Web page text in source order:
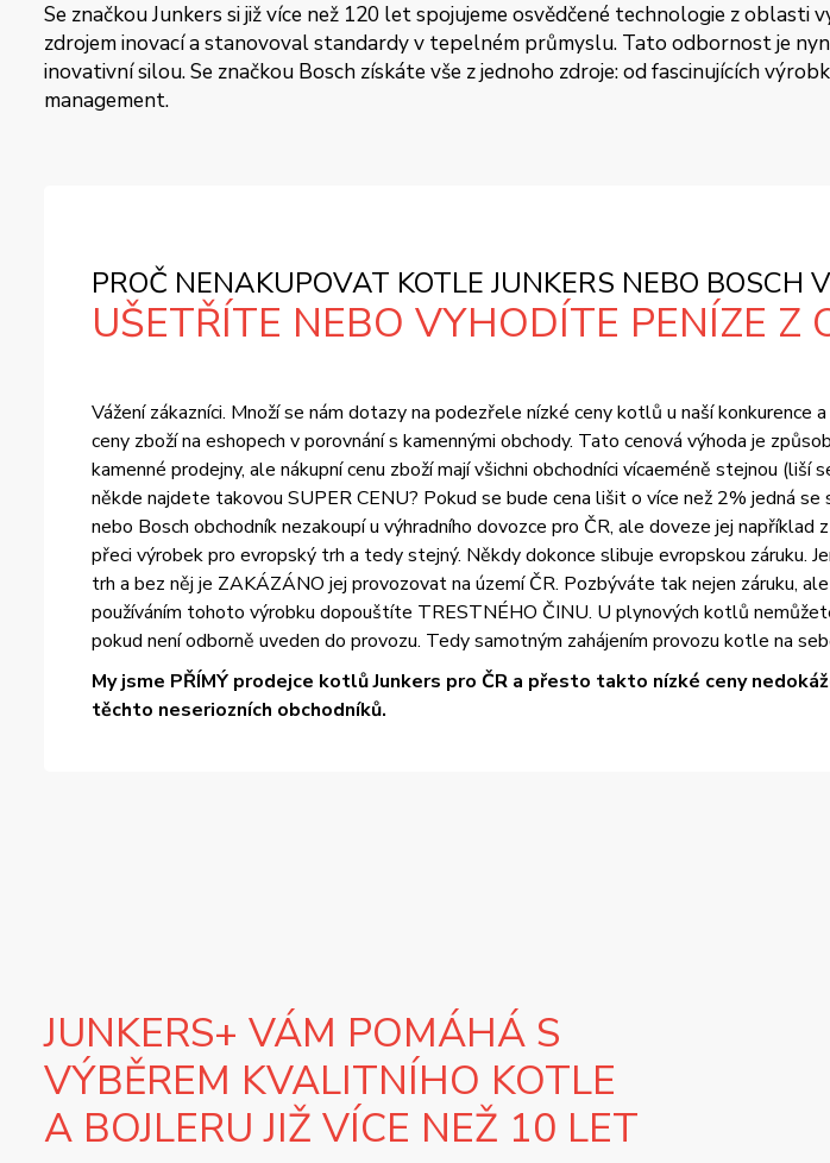
Se značkou Junkers si již více než 120 let spojujeme osvědčené technologie z
zdrojem inovací a stanovoval standardy v tepelném průmyslu. Tato odbornost je
inovativní silou. Se značkou Bosch získáte vše z jednoho zdroje: od fascinujících
management.
PROČ NENAKUPOVAT KOTLE JUNKERS NEBO BOSCH
UŠETŘÍTE NEBO VYHODÍTE PENÍZE Z
Vážení zákazníci. Množí se nám dotazy na podezřele nízké ceny kotlů u naší
ceny zboží na eshopech v porovnání s kamennými obchody. Tato cenová výhoda je
kamenné prodejny, ale nákupní cenu zboží mají všichni obchodníci vícaeméně stejnou
někde najdete takovou SUPER CENU? Pokud se bude cena lišit o více než 2% jedná
nebo Bosch obchodník nezakoupí u výhradního dovozce pro ČR, ale doveze jej
přeci výrobek pro evropský trh a tedy stejný. Někdy dokonce slibuje evropskou záruku.
trh a bez něj je ZAKÁZÁNO jej provozovat na území ČR. Pozbýváte tak nejen záruku,
používáním tohoto výrobku dopouštíte TRESTNÉHO ČINU. U plynových kotlů
pokud není odborně uveden do provozu. Tedy samotným zahájením provozu kotle na
My jsme PŘÍMÝ prodejce kotlů Junkers pro ČR a přesto takto nízké ceny
těchto neseriozních obchodníků.
JUNKERS+ VÁM POMÁHÁ S
VÝBĚREM KVALITNÍHO KOTLE
A BOJLERU JIŽ VÍCE NEŽ 10 LET